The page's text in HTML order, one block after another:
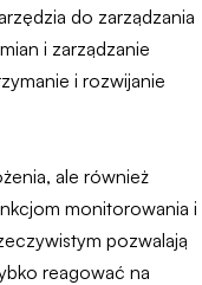
do zarządzania
i zarządzanie
i rozwijanie
ale również
monitorowania i
pozwalają
reagować na